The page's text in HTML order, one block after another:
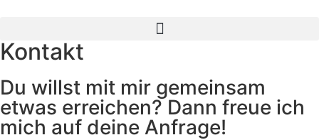
Kontakt
Du willst mit mir gemeinsam
etwas erreichen? Dann freue ich
mich auf deine Anfrage!